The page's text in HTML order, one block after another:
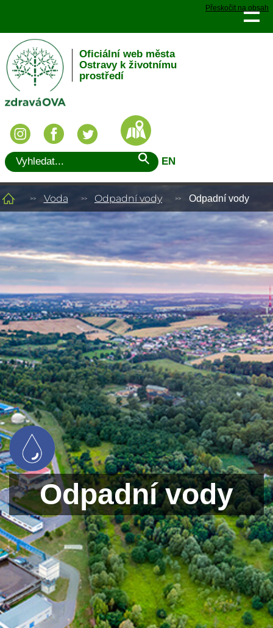
Přeskočit na obsah
Oficiální web města
Ostravy k životnímu
prostředí
EN
Voda Odpadní vody Odpadní vody
Odpadní vody